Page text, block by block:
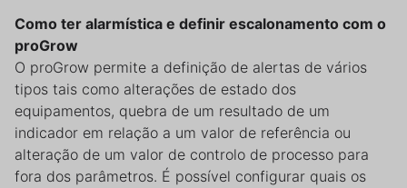
Como ter alarmística e definir escalonamento com o
proGrow
O proGrow permite a definição de alertas de vários
tipos tais como alterações de estado dos
equipamentos, quebra de um resultado de um
indicador em relação a um valor de referência ou
alteração de um valor de controlo de processo para
fora dos parâmetros. É possível configurar quais os